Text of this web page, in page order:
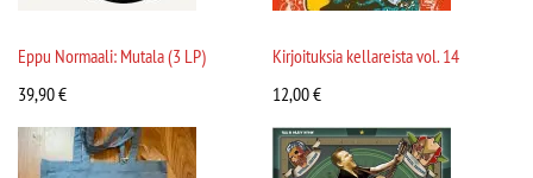
Eppu Normaali: Mutala (3 LP)
39,90€
Kirjoituksia kellareista vol. 14
12,00€